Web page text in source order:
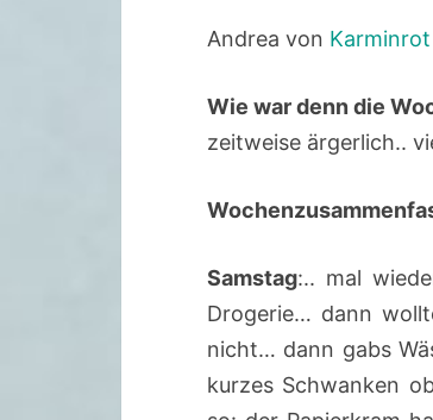
Andrea von Karminrot
Wie war denn die
zeitweise ärgerlich..
Samstag:.. mal
Drogerie… dann
nicht… dann gabs
kurzes Schwanken